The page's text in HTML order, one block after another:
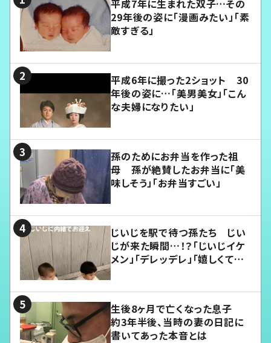
平成7年に生まれた双子…その
29年後の姿に「漫画みたい」「素
敵すぎる」
平成6年に撮った2ショット 30
年後の姿に…「美男美女」「こん
な夫婦になりたい」
孫のためにお弁当を作った祖
母 孫が絶賛したお弁当に「美
味しそう」「お弁当すごい」
じいじを駅で待つ孫たち じい
じが来た瞬間…！？「じいじイケ
メン」「デレッデレ」「嬉しくて可
生後8ヶ月で亡くなった息子
約3年半後、当時の妻の日記に
書いてあった本音とは